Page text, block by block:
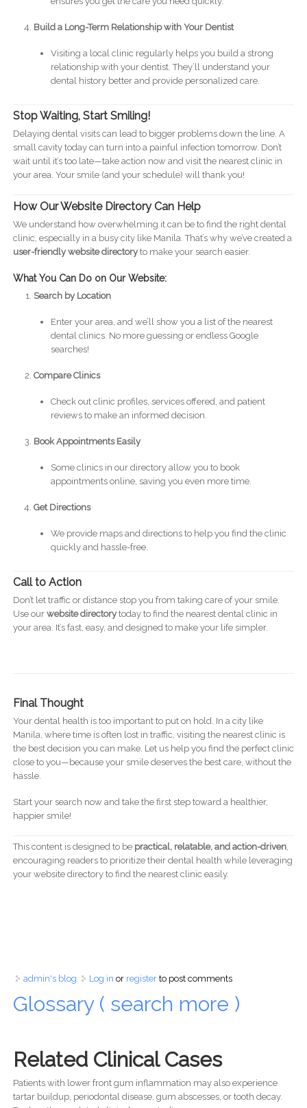
Build a Long-Term Relationship with Your Dentist
Visiting a local clinic regularly helps you build a strong
relationship with your dentist. They’ll understand your
dental history better and provide personalized care.
Stop Waiting, Start Smiling!
Delaying dental visits can lead to bigger problems down the line. A
small cavity today can turn into a painful infection tomorrow. Don’t
wait until it’s too late—take action now and visit the nearest clinic in
your area. Your smile (and your schedule) will thank you!
How Our Website Directory Can Help
We understand how overwhelming it can be to find the right dental
clinic, especially in a busy city like Manila. That’s why we’ve created a
user-friendly website directoryto make your search easier.
What You Can Do on Our Website:
Search by Location
Enter your area, and we’ll show you a list of the nearest
dental clinics. No more guessing or endless Google
searches!
Compare Clinics
Check out clinic profiles, services offered, and patient
reviews to make an informed decision.
Book Appointments Easily
Some clinics in our directory allow you to book
appointments online, saving you even more time.
Get Directions
We provide maps and directions to help you find the clinic
quickly and hassle-free.
Call to Action
Don’t let traffic or distance stop you from taking care of your smile.
Use our website directorytoday to find the nearest dental clinic in
your area. It’s fast, easy, and designed to make your life simpler.
Final Thought
Your dental health is too important to put on hold. In a city like
Manila, where time is often lost in traffic, visiting the nearest clinic is
the best decision you can make. Let us help you find the perfect clinic
close to you—because your smile deserves the best care, without the
hassle.
Start your search now and take the first step toward a healthier,
happier smile!
This content is designed to be practical, relatable, and action-driven,
encouraging readers to prioritize their dental health while leveraging
your website directory to find the nearest clinic easily.
admin's blog Log in or registerto post comments
Glossary ( search more )
Related Clinical Cases
Patients with lower front gum inflammation may also experience
tartar buildup, periodontal disease, gum abscesses, or tooth decay.